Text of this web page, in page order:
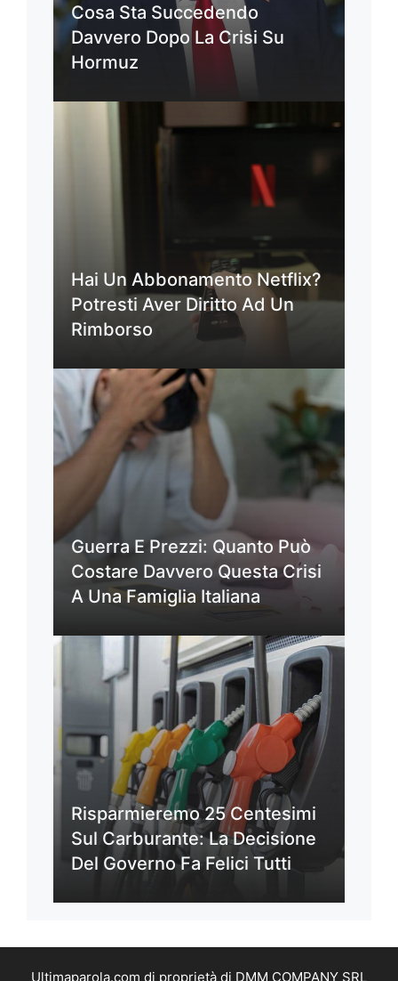
Cosa Sta Succedendo
Davvero Dopo La Crisi Su
Hormuz
Hai Un Abbonamento Netflix?
Potresti Aver Diritto Ad Un
Rimborso
Guerra E Prezzi: Quanto Può
Costare Davvero Questa Crisi
A Una Famiglia Italiana
Risparmieremo 25 Centesimi
Sul Carburante: La Decisione
Del Governo Fa Felici Tutti
Ultimaparola.com di proprietà di DMM COMPANY SRL